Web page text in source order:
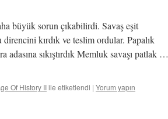
büyük sorun çıkabilirdi. Savaş eşit
kırdık ve teslim ordular. Papalık
sıkıştırdık Memluk savaşı patlak …
Of History IIile etiketlendi | Yorum yapın